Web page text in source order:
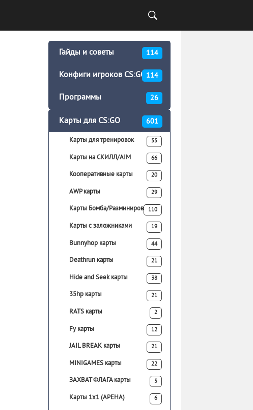
Гайды и советы 114
Конфиги игроков CS:GO 114
Программы 26
Карты для CS:GO 601
Карты для тренировок 55
Карты на СКИЛЛ/AIM 66
Кооперативные карты 20
AWP карты 29
Карты Бомба/Разминирование
110
Карты с заложниками 19
Bunnyhop карты 44
Deathrun карты 21
Hide and Seek карты 38
35hp карты 21
RATS карты 2
Fy карты 12
JAIL BREAK карты 21
MINIGAMES карты 22
ЗАХВАТ ФЛАГА карты 5
Карты 1х1 (АРЕНА) 6